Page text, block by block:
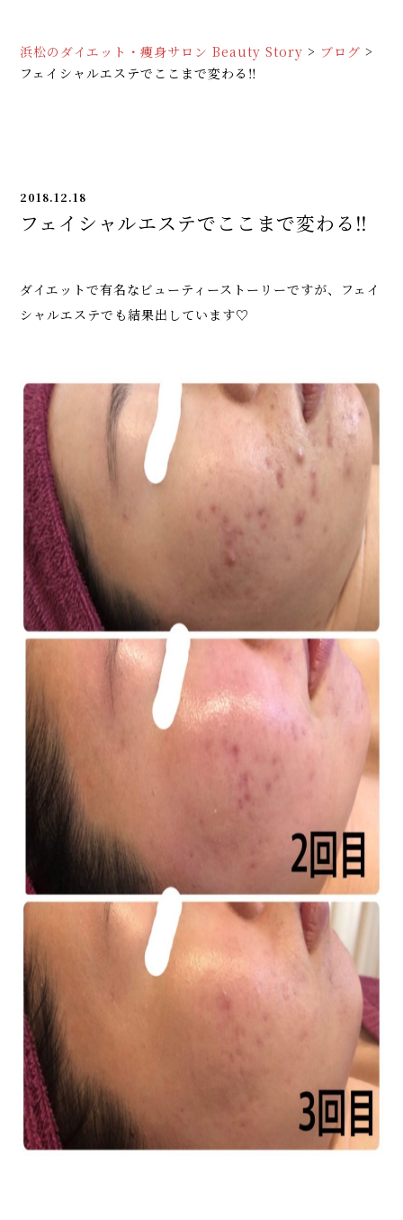
浜松のダイエット・痩身サロン Beauty Story > ブログ >
フェイシャルエステでここまで変わる‼️
2018.12.18
フェイシャルエステでここまで変わる‼️
ダイエットで有名なビューティーストーリーですが、フェイ
シャルエステでも結果出しています♡